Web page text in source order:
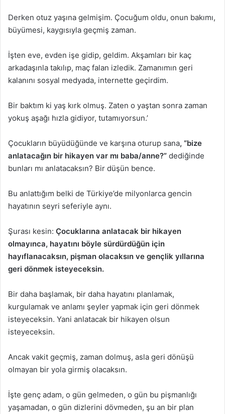
Derken otuz yaşına gelmişim. Çocuğum oldu, onun bakımı,
büyümesi, kaygısıyla geçmiş zaman.
İşten eve, evden işe gidip, geldim. Akşamları bir kaç
arkadaşınla takılıp, maç falan izledik. Zamanımın geri
kalanını sosyal medyada, internette geçirdim.
Bir baktım ki yaş kırk olmuş. Zaten o yaştan sonra zaman
yokuş aşağı hızla gidiyor, tutamıyorsun.’
Çocukların büyüdüğünde ve karşına oturup sana, “bize
anlatacağın bir hikayen var mı baba/anne?” dediğinde
bunları mı anlatacaksın? Bir düşün bence.
Bu anlattığım belki de Türkiye’de milyonlarca gencin
hayatının seyri seferiyle aynı.
Şurası kesin: Çocuklarına anlatacak bir hikayen
olmayınca, hayatını böyle sürdürdüğün için
hayıflanacaksın, pişman olacaksın ve gençlik yıllarına
geri dönmek isteyeceksin.
Bir daha başlamak, bir daha hayatını planlamak,
kurgulamak ve anlamı şeyler yapmak için geri dönmek
isteyeceksin. Yani anlatacak bir hikayen olsun
isteyeceksin.
Ancak vakit geçmiş, zaman dolmuş, asla geri dönüşü
olmayan bir yola girmiş olacaksın.
İşte genç adam, o gün gelmeden, o gün bu pişmanlığı
yaşamadan, o gün dizlerini dövmeden, şu an bir plan